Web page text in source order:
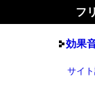
フ
効果
サイ